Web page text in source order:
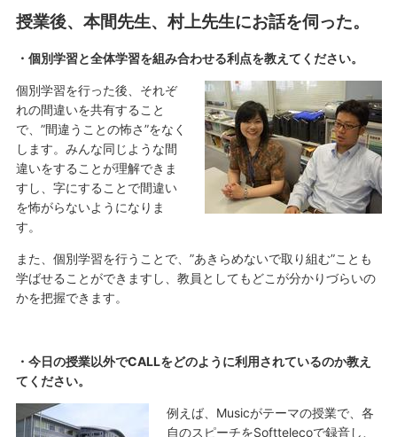
授業後、本間先生、村上先生にお話を伺った。
・個別学習と全体学習を組み合わせる利点を教えてください。
個別学習を行った後、それぞ
れの間違いを共有すること
で、”間違うことの怖さ”をなく
します。みんな同じような間
違いをすることが理解できま
すし、字にすることで間違い
を怖がらないようになりま
す。
また、個別学習を行うことで、”あきらめないで取り組む”ことも
学ばせることができますし、教員としてもどこが分かりづらいの
かを把握できます。
・今日の授業以外でCALLをどのように利用されているのか教え
てください。
例えば、Musicがテーマの授業で、各
自のスピーチをSofttelecoで録音し、